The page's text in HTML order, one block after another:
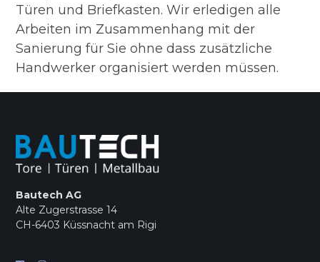
Türen und Briefkasten. Wir erledigen alle
Arbeiten im Zusammenhang mit der
Sanierung für Sie ohne dass zusätzliche
Handwerker organisiert werden müssen.
Bautech AG
Alte Zugerstrasse 14
CH-6403 Küssnacht am Rigi